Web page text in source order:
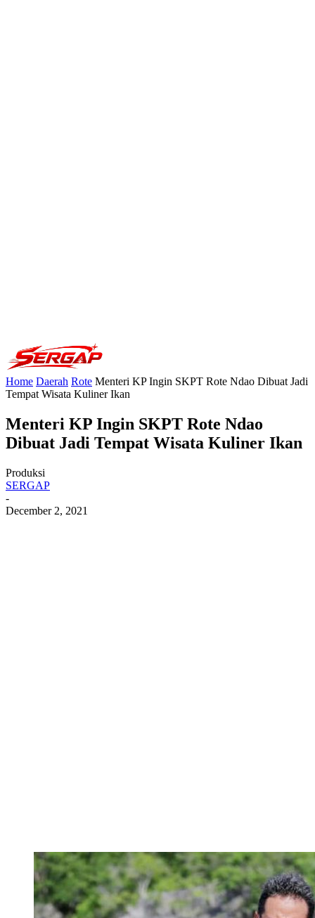
Home Daerah Rote Menteri KP Ingin SKPT Rote Ndao Dibuat Jadi
Tempat Wisata Kuliner Ikan
Menteri KP Ingin SKPT Rote Ndao
Dibuat Jadi Tempat Wisata Kuliner Ikan
Produksi
SERGAP
-
December 2, 2021